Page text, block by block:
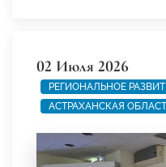
02 Июля 2026
РЕГИОНАЛЬНОЕ
АСТРАХАНСКАЯ